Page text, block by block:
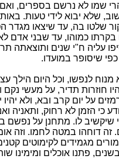
שמו לא נרשם בספרים, ואם
שלא יבוא לידי טעות.
שלטו בה, עד שיצאו מגדר
כמוהו, עד שבני אדם
עליה ח"י שנים ותוצאתה
שיסופר במועדו.
לנפשו, וכל היום הילך
חוזרות תדיר, על מעשי נקם
על יום קרב ובא, ולא יהיו
כי הזמן לא רחוק, ותאניה
שיקשיב לו. מתחנן על נפשם
זה דוחהו במטה לחמו. וזה
מגמידים לקימוטים
פתנו אוכלים ומימינו